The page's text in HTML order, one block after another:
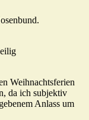
Weihnachtsferien
da ich subjektiv
Anlass um